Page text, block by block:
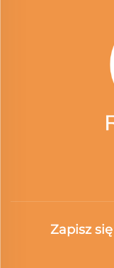
Zapisz